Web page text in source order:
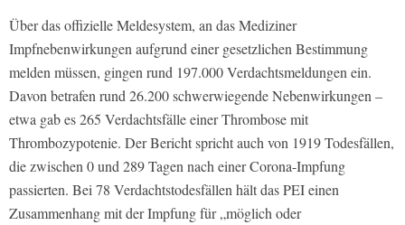
Über das offizielle Meldesystem, an das Mediziner
Impfnebenwirkungen aufgrund einer gesetzlichen Bestimmung
melden müssen, gingen rund 197.000 Verdachtsmeldungen ein.
Davon betrafen rund 26.200 schwerwiegende Nebenwirkungen –
etwa gab es 265 Verdachtsfälle einer Thrombose mit
Thrombozypotenie. Der Bericht spricht auch von 1919 Todesfällen,
die zwischen 0 und 289 Tagen nach einer Corona-Impfung
passierten. Bei 78 Verdachtstodesfällen hält das PEI einen
Zusammenhang mit der Impfung für „möglich oder